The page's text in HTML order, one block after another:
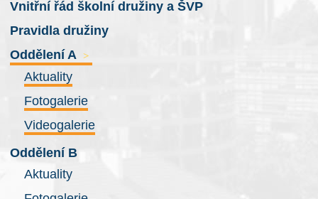
Vnitřní řád školní družiny a ŠVP
Pravidla družiny
Oddělení A >
Aktuality
Fotogalerie
Videogalerie
Oddělení B
Aktuality